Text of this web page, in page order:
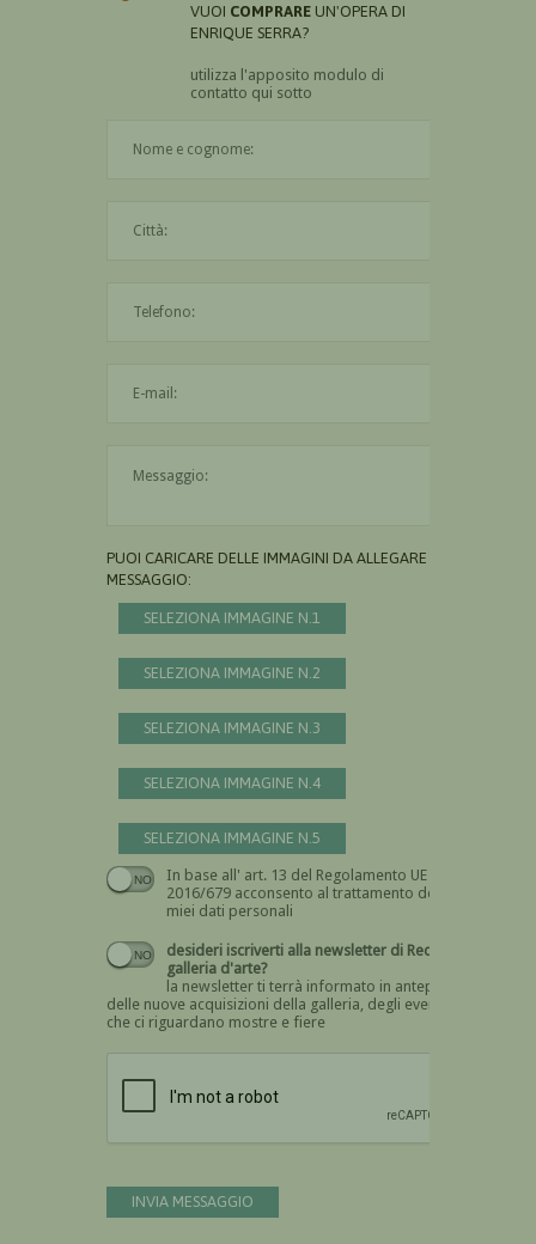
VUOI COMPRARE UN'OPERA DI
ENRIQUE SERRA?
utilizza l'apposito modulo di
contatto qui sotto
PUOI CARICARE DELLE IMMAGINI DA ALLEGARE AL
MESSAGGIO:
SELEZIONA IMMAGINE N.1
SELEZIONA IMMAGINE N.2
SELEZIONA IMMAGINE N.3
SELEZIONA IMMAGINE N.4
SELEZIONA IMMAGINE N.5
In base all' art. 13 del Regolamento UE n.
2016/679 acconsento al trattamento dei
miei dati personali
Devi dare il consenso
desideri iscriverti alla newsletter di Recta
galleria d'arte?
la newsletter ti terrà informato in anteprima
delle nuove acquisizioni della galleria, degli eventi
che ci riguardano mostre e fiere
INVIA MESSAGGIO